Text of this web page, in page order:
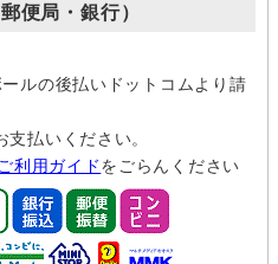
便局・銀行）
ルの後払いドットコムより請
払いください。
ご利用ガイドをごらんください